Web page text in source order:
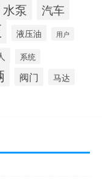
水泵 汽车
液压油 用户
系统
阀门 马达